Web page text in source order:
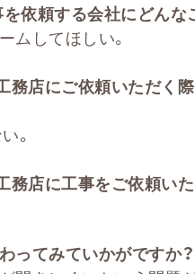
を依頼する会社にどんな
ムしてほしい。
務店にご依頼いただく
。
務店に工事をご依頼い
ってみていかがですか